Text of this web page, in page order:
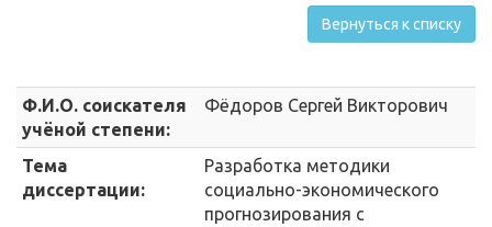
Вернуться к списку
Ф.И.О. соискателя
учёной степени:
Фёдоров Сергей Викторович
Тема
диссертации:
Разработка методики
социально-экономического
прогнозирования с